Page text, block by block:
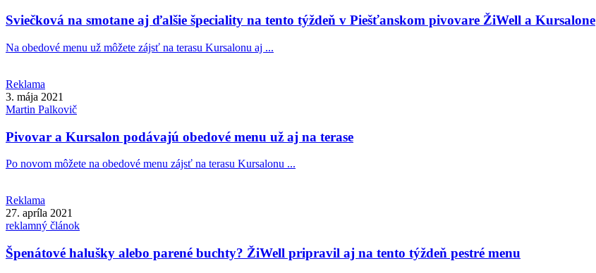
Sviečková na smotane aj ďalšie špeciality na tento týždeň v Piešťanskom pivovare ŽiWell a Kursalone
Na obedové menu už môžete zájsť na terasu Kursalonu aj ...
Reklama
3. mája 2021
Martin Palkovič
Pivovar a Kursalon podávajú obedové menu už aj na terase
Po novom môžete na obedové menu zájsť na terasu Kursalonu ...
Reklama
27. apríla 2021
reklamný článok
Špenátové halušky alebo parené buchty? ŽiWell pripravil aj na tento týždeň pestré menu